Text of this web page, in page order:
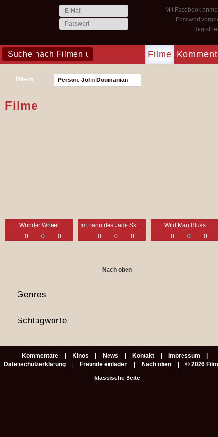
Mit Facebook
Passwort
Filme
Filtern Person: John Doumanian
Filme
Wonder Wheel
0
0 0 0 0 0
Wild Man Blues
0
0 0
Nach oben
Genres
Schlagworte
Kommentare Kinos News Kontakt
Impressum
Datenschutzerklärung
Freunde einladen Nach oben
© 2026
klassische Seite